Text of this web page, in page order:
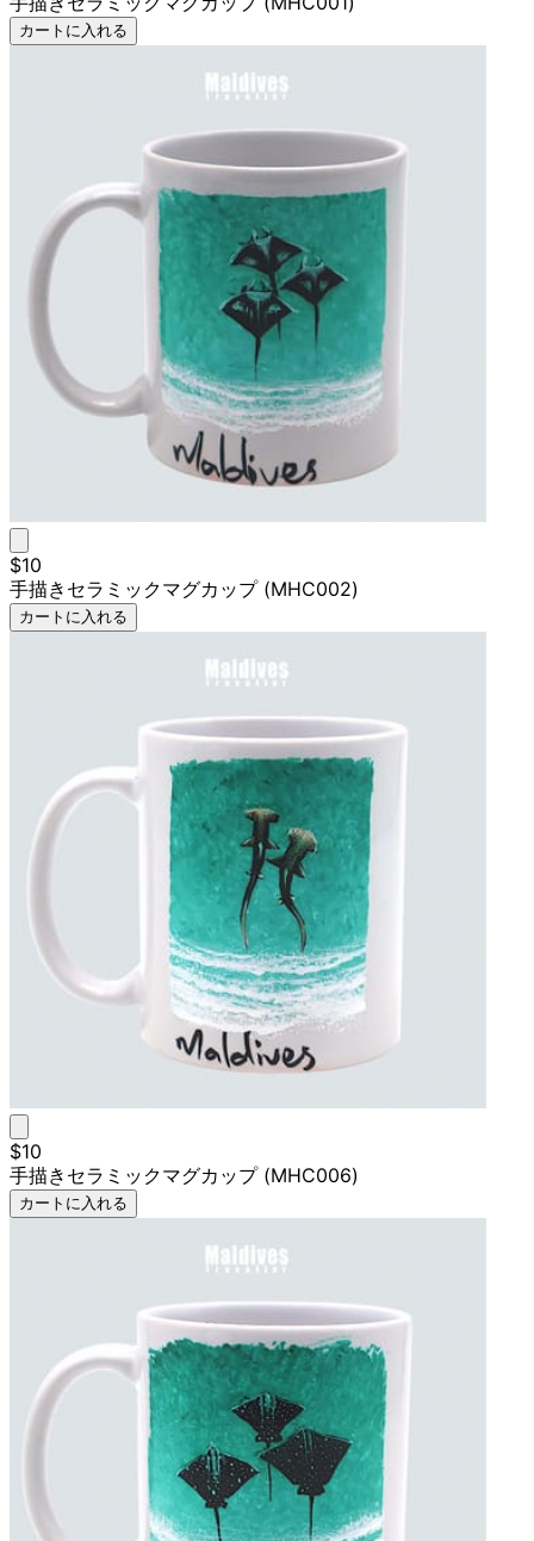
カートに入れる
$10
手描きセラミックマグカップ (MHC002)
カートに入れる
$10
手描きセラミックマグカップ (MHC006)
カートに入れる